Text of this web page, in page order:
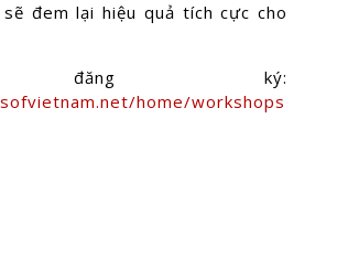
đem lại hiệu quả tích cực cho
đăng ký:
home/workshops